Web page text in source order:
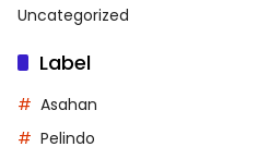
Uncategorized
Label
Asahan
Pelindo